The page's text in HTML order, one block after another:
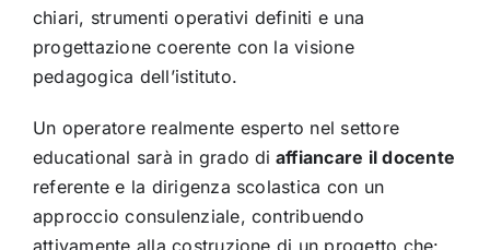
chiari, strumenti operativi definiti e una
progettazione coerente con la visione
pedagogica dell’istituto.
Un operatore realmente esperto nel settore
educational sarà in grado di affiancare il docente
referente e la dirigenza scolastica con un
approccio consulenziale, contribuendo
attivamente alla costruzione di un progetto che: